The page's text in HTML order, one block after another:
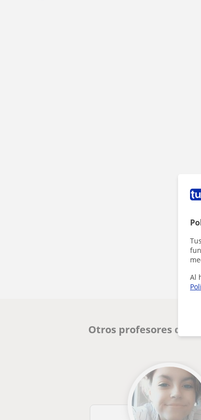
Al
Otros profesores de